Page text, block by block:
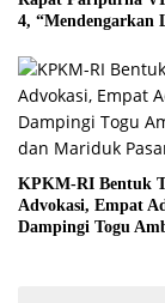
4, “Mendengarkan
komisi DPRD Kota
Alam”
KPKM-RI Bentuk
Advokasi, Empat
Dampingi Togu